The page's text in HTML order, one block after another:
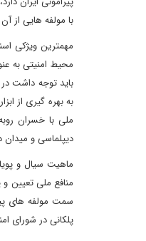
با مولفه هایی از
مهمترین ویژکی
محیط امنیتی به
باید توجه داشت
به بهره گیری از
ملی با خسران
دیپلماسی و میدان
ماهیت سیال و
منافع ملی تعیین
سمت مولفه های
پلکانی در شورای